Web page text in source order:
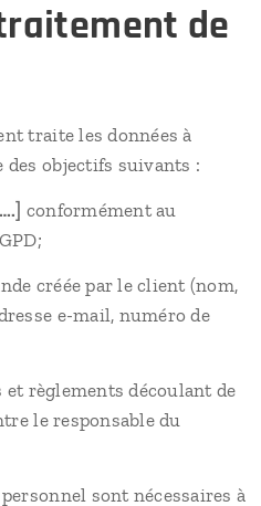
de
traite les données à
des objectifs suivants :
conformément au
créée par le client (nom,
e-mail, numéro de
règlements découlant de
le responsable du
sont nécessaires à